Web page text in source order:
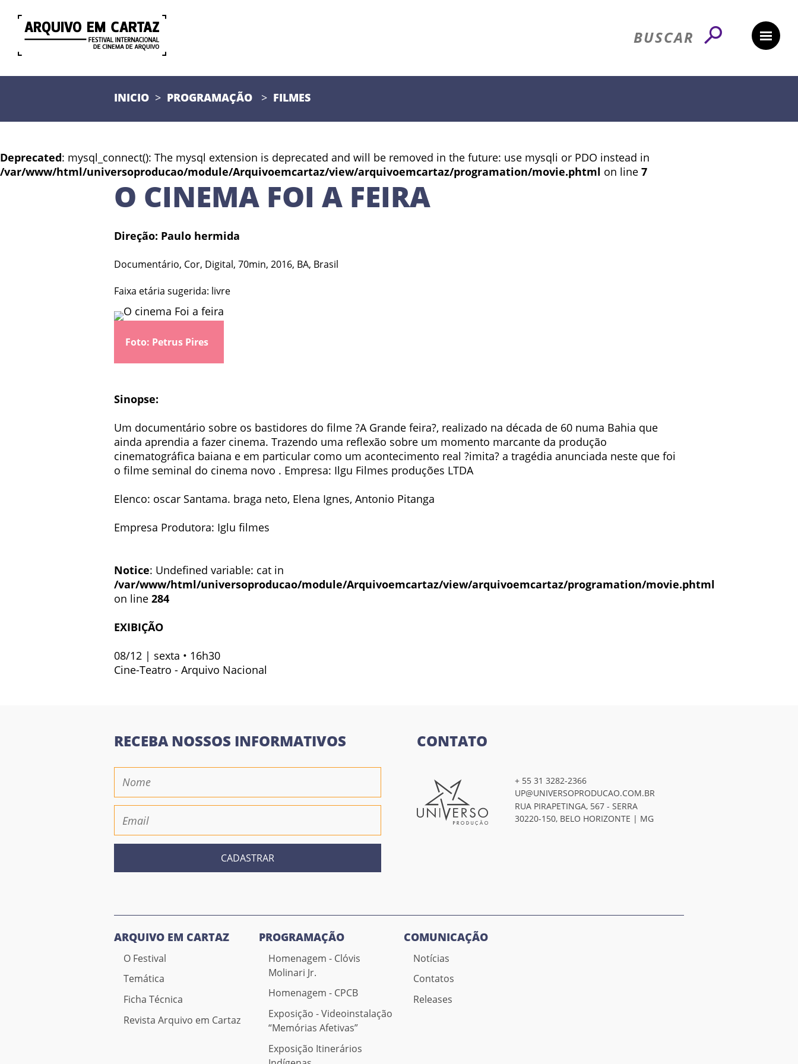
INICIO PROGRAMAÇÃO FILMES
Deprecated: mysql_connect(): The mysql extension is deprecated and will be removed in the future: use mysqli or PDO instead in
/var/www/html/universoproducao/module/Arquivoemcartaz/view/arquivoemcartaz/programation/movie.phtml on line 7
O CINEMA FOI A FEIRA
Direção: Paulo hermida
Documentário, Cor, Digital, 70min, 2016, BA, Brasil
Faixa etária sugerida: livre
Foto: Petrus Pires
Sinopse:
Um documentário sobre os bastidores do filme ?A Grande feira?, realizado na década de 60 numa Bahia que
ainda aprendia a fazer cinema. Trazendo uma reflexão sobre um momento marcante da produção
cinematográfica baiana e em particular como um acontecimento real ?imita? a tragédia anunciada neste que foi
o filme seminal do cinema novo . Empresa: Ilgu Filmes produções LTDA
Elenco: oscar Santama. braga neto, Elena Ignes, Antonio Pitanga
Empresa Produtora: Iglu filmes
Notice: Undefined variable: cat in
/var/www/html/universoproducao/module/Arquivoemcartaz/view/arquivoemcartaz/programation/movie.phtml
on line 284
EXIBIÇÃO
08/12 | sexta • 16h30
Cine-Teatro - Arquivo Nacional
RECEBA NOSSOS INFORMATIVOS
CADASTRAR
CONTATO
+ 55 31 3282-2366
UP@UNIVERSOPRODUCAO.COM.BR
RUA PIRAPETINGA, 567 - SERRA
30220-150, BELO HORIZONTE | MG
ARQUIVO EM CARTAZ
O Festival
Temática
Ficha Técnica
Revista Arquivo em Cartaz
PROGRAMAÇÃO
Homenagem - Clóvis
Molinari Jr.
Homenagem - CPCB
Exposição - Videoinstalação
“Memórias Afetivas”
Exposição Itinerários
COMUNICAÇÃO
Notícias
Contatos
Releases